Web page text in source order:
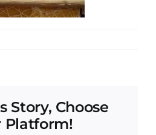
Story, Choose
Platform!